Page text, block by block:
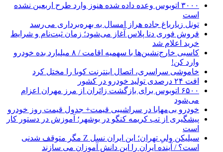
۳۰۰۰ اتوبوس وعده داده شده هنوز وارد طرح اربعین نشده
است
تونل زیارباغ جاده هراز امسال به بهره‌برداری می‌رسد
فروش فوری دنا پلاس آغاز می‌شود؛ زمان ثبت‌نام و شرایط
خرید اعلام شد
کاسبی خارج‌نشین‌ها با سهمیه اقامت / ۸ میلیارد بده خودرو
وارد کن!
خاموشی سراسری، اتصال اینترنت کوبا را مختل کرد
افت ۲۴ درصدی تولید خودرو در کشور
۶۵۰۰ اتوبوس برای بازگشت زائران از مرز مهران اعزام
می‌شود
خودرو بی‌مهابا در سراشیبی قیمت+ جدول قیمت روز خودرو
پیشگیری از تب کریمه کنگو در بوشهر؛ آموزش در دستور کار
است
سیلیکن ولیِ تهران؛ این ایران نسل Z مگر متوقف شدنی
است؟ / آینده ایران را این دانش آموزان می سازند